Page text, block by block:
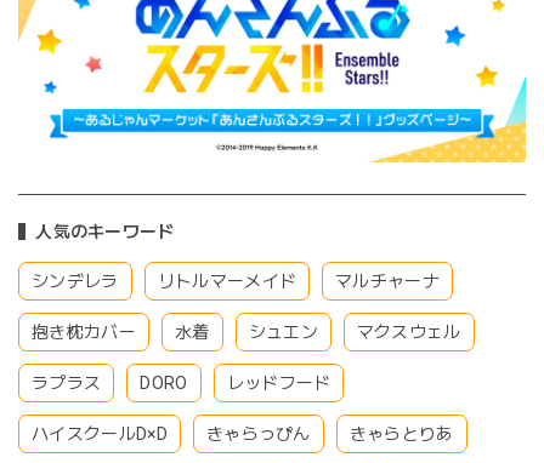
人気のキーワード
シンデレラ リトルマーメイド マルチャーナ
抱き枕カバー 水着 シュエン マクスウェル
ラプラス DORO レッドフード
ハイスクールD×D きゃらっぴん きゃらとりあ